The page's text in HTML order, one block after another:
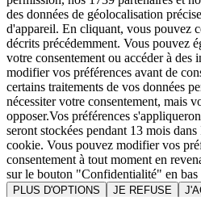
des données de géolocalisation
d'appareil. En cliquant, vous pouvez
décrits précédemment. Vous pouvez
votre consentement ou accéder à des
modifier vos préférences avant de
certains traitements de vos données
nécessiter votre consentement, mais
opposer.Vos préférences
seront stockées pendant 13 mois
cookie. Vous pouvez modifier vos
consentement à tout moment en
sur le bouton "Confidentialité" en bas
PLUS D'OPTIONS JE REFUSE